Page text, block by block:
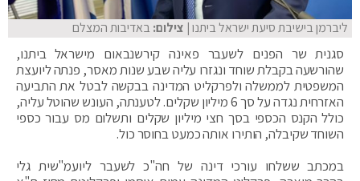
ליברמן בישיבת סיעת ישראל ביתנו| צילום: באדיבות המצלם
סגנית שר הפנים לשעבר פאינה קירשנבאום מישראל ביתנו,
שהורשעה בקבלת שוחד ונגזרו עליה שבע שנות מאסר, פנתה ליועצת
המשפטית לממשלה ולפרקליט המדינה בבקשה לבטל את התביעה
האזרחית נגדה על סך 6 מיליון שקלים. לטענתה, העונש שהוטל עליה,
כולל הקנס הכספי בסך חצי מיליון שקלים ותשלום מס עבור כספי
השוחד שקיבלה, הותירו אותה כמעט בחוסר כול.
במכתב ששלחו עורכי דינה של חה"כ לשעבר ליועמ"שית גלי